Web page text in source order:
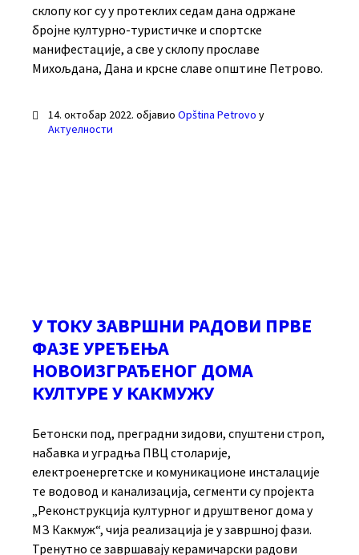
склопу ког су у протеклих седам дана одржане
бројне културно-туристичке и спортске
манифестације, а све у склопу прославе
Михољдана, Дана и крсне славе општине Петрово.
14. октобар 2022. објавио Opština Petrovo у
Актуелности
У ТОКУ ЗАВРШНИ РАДОВИ ПРВЕ
ФАЗЕ УРЕЂЕЊА
НОВОИЗГРАЂЕНОГ ДОМА
КУЛТУРЕ У КАКМУЖУ
Бетонски под, преградни зидови, спуштени строп,
набавка и уградња ПВЦ столарије,
електроенергетске и комуникационе инсталације
те водовод и канализација, сегменти су пројекта
„Реконструкција културног и друштвеног дома у
МЗ Какмуж“, чија реализација је у завршној фази.
Тренутно се завршавају керамичарски радови